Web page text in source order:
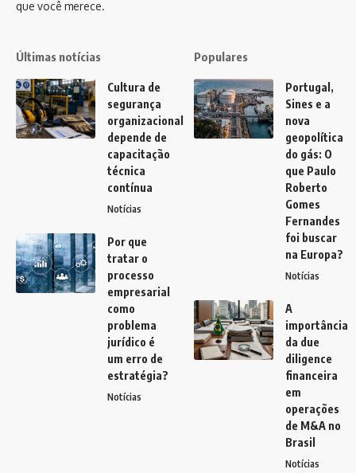
que você merece.
Últimas notícias
Cultura de
segurança
organizacional
depende de
capacitação
técnica
contínua
Notícias
Por que
tratar o
processo
empresarial
como
problema
jurídico é
um erro de
estratégia?
Notícias
Populares
Portugal,
Sines e a
nova
geopolítica
do gás: O
que Paulo
Roberto
Gomes
Fernandes
foi buscar
na Europa?
Notícias
A
importância
da due
diligence
financeira
em
operações
de M&A no
Brasil
Notícias